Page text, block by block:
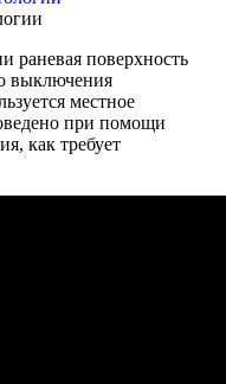
раневая поверхность
выключения
местное
при помощи
как требует